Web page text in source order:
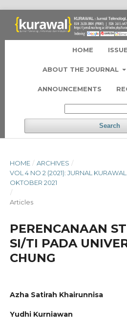
HOME
ABOUT THE JOURNAL
ANNOUNCEMENTS
Search
HOME / ARCHIVES /
VOL 4 NO 2 (2021): JURNAL
OKTOBER 2021
/
Articles
PERENCANAAN
SI/TI PADA
CHUNG
Azha Satirah Khairunnisa
Yudhi Kurniawan